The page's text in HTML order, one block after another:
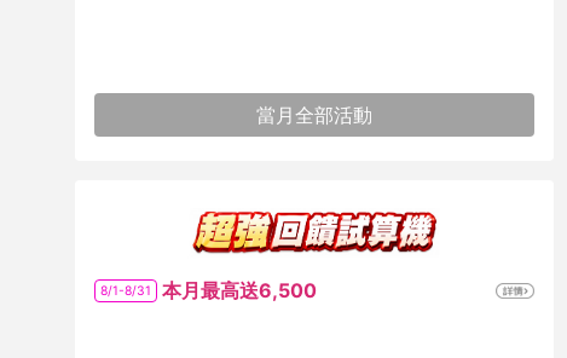
當月全部活動
8/1-8/31 本月最高送6,500